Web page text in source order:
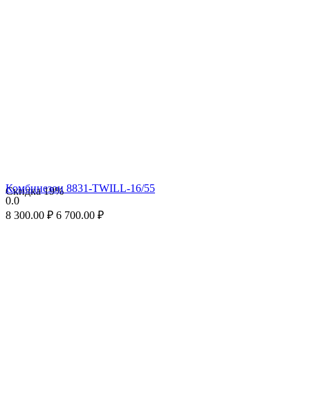
Скидка19%
Комбинезон 8831-TWILL-16/55
0.0
8 300.00 ₽ 6 700.00 ₽